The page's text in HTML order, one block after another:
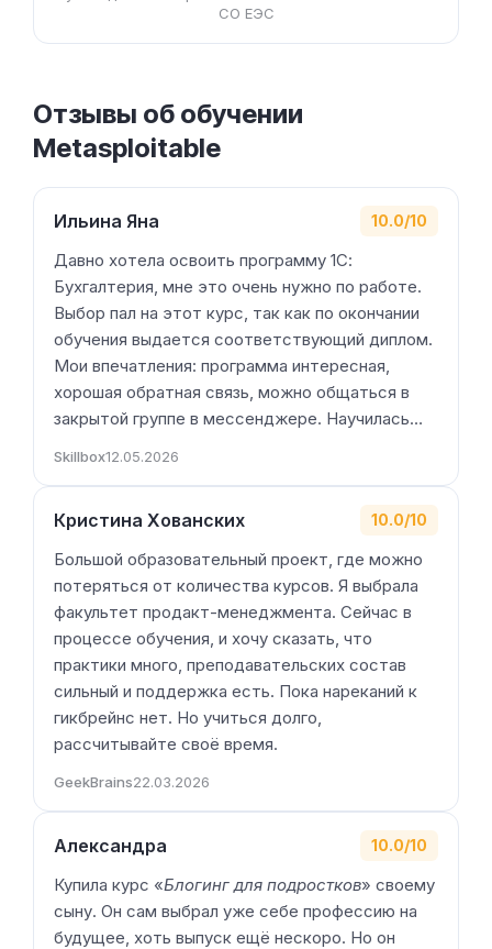
СО ЕЭС
Отзывы об обучении
Metasploitable
Ильина Яна 10.0/10
Давно хотела освоить программу 1С:
Бухгалтерия, мне это очень нужно по работе.
Выбор пал на этот курс, так как по окончании
обучения выдается соответствующий диплом.
Мои впечатления: программа интересная,
хорошая обратная связь, можно общаться в
закрытой группе в мессенджере. Научилась…
Skillbox12.05.2026
Кристина Хованских 10.0/10
Большой образовательный проект, где можно
потеряться от количества курсов. Я выбрала
факультет продакт-менеджмента. Сейчас в
процессе обучения, и хочу сказать, что
практики много, преподавательских состав
сильный и поддержка есть. Пока нареканий к
гикбрейнс нет. Но учиться долго,
рассчитывайте своё время.
GeekBrains22.03.2026
Александра 10.0/10
Купила курс «Блогинг для подростков» своему
сыну. Он сам выбрал уже себе профессию на
будущее, хоть выпуск ещё нескоро. Но он